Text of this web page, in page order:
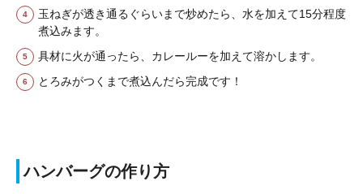
玉ねぎが透き通るぐらいまで炒めたら、水を加えて15分程度
煮込みます。
具材に火が通ったら、カレールーを加えて溶かします。
とろみがつくまで煮込んだら完成です！
ハンバーグの作り方